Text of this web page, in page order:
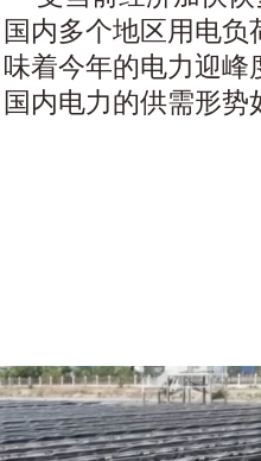
国内多个地区用电
味着今年的电力迎峰
国内电力的供需形势